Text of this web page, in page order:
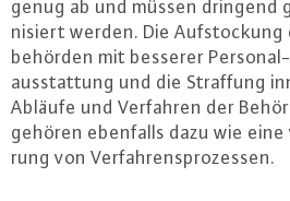
genug ab und müssen
ni­siert werden. Die
be­hör­den mit besserer
aus­stat­tung und die Straffung
Abläufe und Verfahren der
gehören ebenfalls dazu wie
rung von Ver­fah­rens­pro­zes­sen.